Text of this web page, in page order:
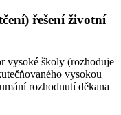
řešení životní
vysoké školy (rozhoduje
vysokou
rozhodnutí děkana